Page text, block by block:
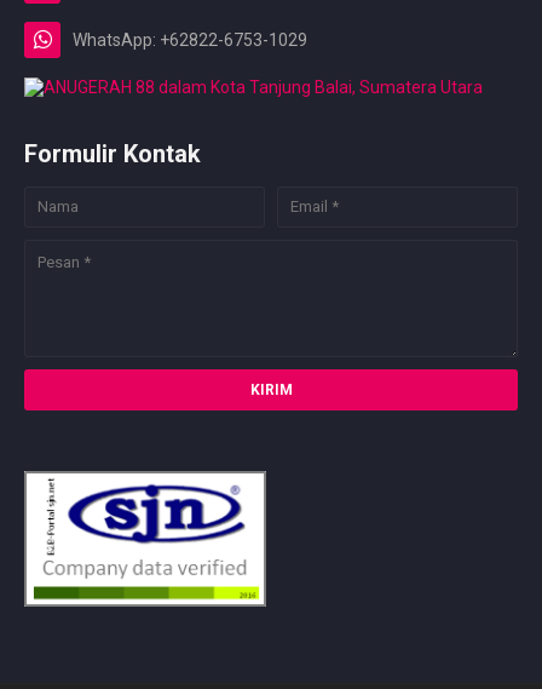
WhatsApp: +62822-6753-1029
Formulir Kontak